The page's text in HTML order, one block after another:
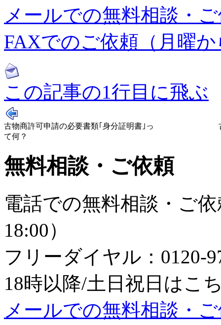
メールでの無料相談・
FAXでのご依頼（月曜
この記事の1行目に飛ぶ
古物商許可申請の必要書類｢身分証明書｣っ
て何？
無料相談・ご依頼
電話での無料相談・ご
18:00）
フリーダイヤル：0120-
18時以降/土日祝日はこ
メールでの無料相談・